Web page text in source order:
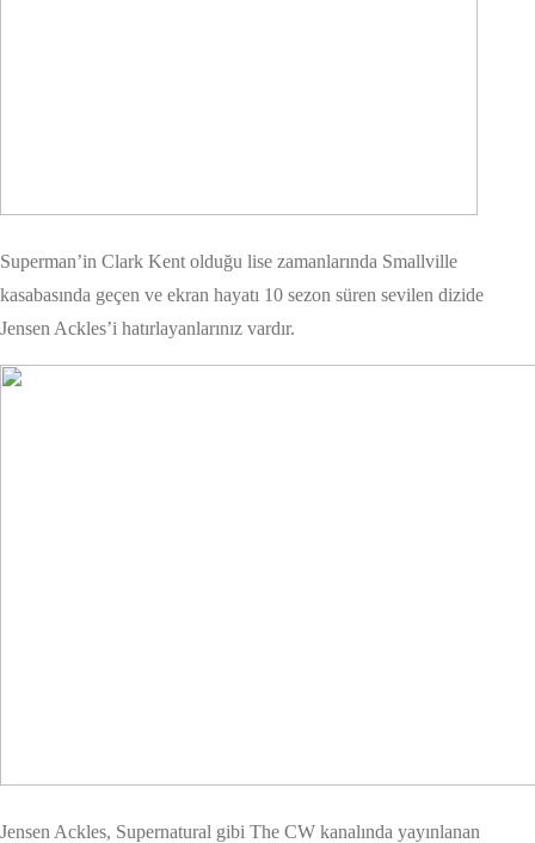
Superman’in Clark Kent olduğu lise zamanlarında Smallville
kasabasında geçen ve ekran hayatı 10 sezon süren sevilen dizide
Jensen Ackles’i hatırlayanlarınız vardır.
Jensen Ackles, Supernatural gibi The CW kanalında yayınlanan